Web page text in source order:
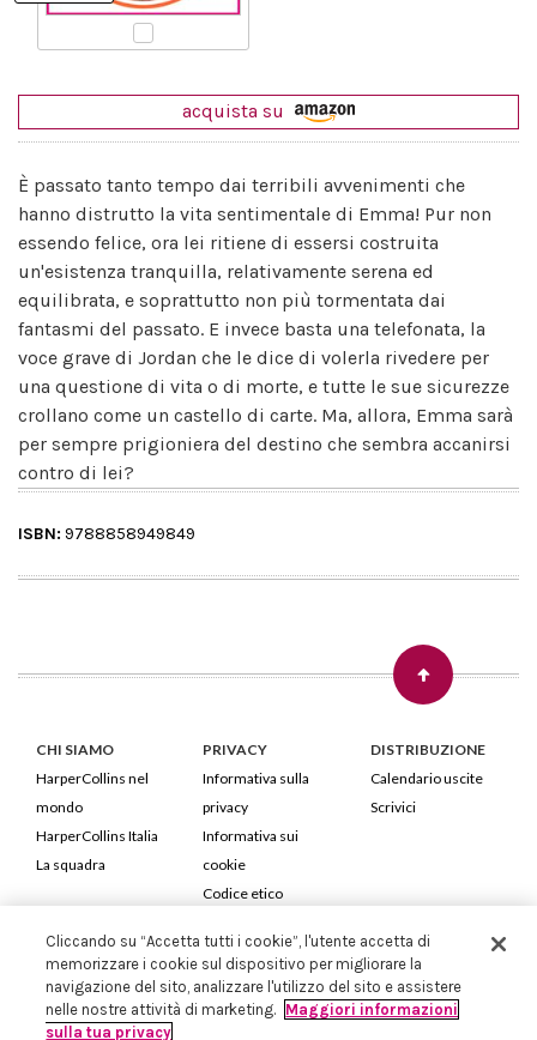
acquista su
È passato tanto tempo dai terribili avvenimenti che
hanno distrutto la vita sentimentale di Emma! Pur non
essendo felice, ora lei ritiene di essersi costruita
un'esistenza tranquilla, relativamente serena ed
equilibrata, e soprattutto non più tormentata dai
fantasmi del passato. E invece basta una telefonata, la
voce grave di Jordan che le dice di volerla rivedere per
una questione di vita o di morte, e tutte le sue sicurezze
crollano come un castello di carte. Ma, allora, Emma sarà
per sempre prigioniera del destino che sembra accanirsi
contro di lei?
ISBN: 9788858949849
CHI SIAMO
HarperCollins nel
mondo
HarperCollins Italia
La squadra
PRIVACY
Informativa sulla
privacy
Informativa sui
cookie
Codice etico
DISTRIBUZIONE
Calendario uscite
Scrivici
HarperCollins Italia S.p.A. Viale Monte Nero, 84 - 20135 Milano
Cod. Fiscale e P.IVA 05946780151 - Capitale Sociale 258.250 €
Iscritta in Milano al Registro delle imprese nr.198004 e REA nr.1051898
Cliccando su “Accetta tutti i cookie”, l'utente accetta di
memorizzare i cookie sul dispositivo per migliorare la
navigazione del sito, analizzare l'utilizzo del sito e assistere
nelle nostre attività di marketing. Maggiori informazioni
sulla tua privacy